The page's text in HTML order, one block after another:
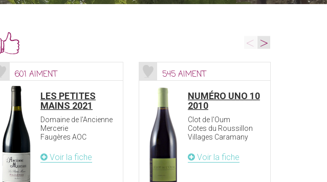
<
601 AIMENT
LES PETITES
MAINS 2021
Domaine de l'Ancienne
Mercerie
Faugères AOC
Voir la fiche
545 AIMENT
NUMÉRO UNO 10
2010
Clot de l'Oum
Cotes du Roussillon
Villages Caramany
Voir la fiche
>